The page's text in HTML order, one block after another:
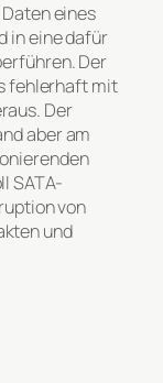
eines
in eine dafür
Der
fehlerhaft mit
Der
aber am
SATA-
von
und